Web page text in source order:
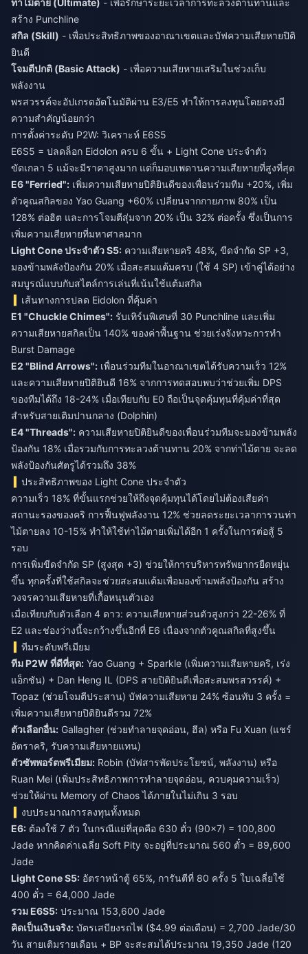
ท่าไม้ตาย (Ultimate) - เพื่อรักษาระยะเวลาการทะลวงต้านทานและ
สร้าง Punchline
สกิล (Skill) - เพื่อประสิทธิภาพของอาณาเขตและบัฟความเสียหายปิติ
ยินดี
โจมตีปกติ (Basic Attack) - เพื่อความเสียหายเสริมในช่วงเก็บ
พลังงาน
พรสวรรค์จะอัปเกรดอัตโนมัติผ่าน E3/E5 ทำให้การลงทุนโดยตรงมี
ความสำคัญน้อยกว่า
การตั้งค่าระดับ P2W: วิเคราะห์ E6S5
E6S5 = ปลดล็อก Eidolon ครบ 6 ขั้น + Light Cone ประจำตัว
ขัดเกลา 5 แม้จะมีราคาสูงมาก แต่ก็มอบเพดานความเสียหายที่สูงที่สุด
E6 "Ferried": เพิ่มความเสียหายปิติยินดีของเพื่อนร่วมทีม +20%, เพิ่ม
ตัวคูณสกิลของ Yao Guang +60% เปลี่ยนจากกายภาพ 80% เป็น
128% ต่อฮิต และการโจมตีสุ่มจาก 20% เป็น 32% ต่อครั้ง ซึ่งเป็นการ
เพิ่มความเสียหายที่มหาศาลมาก
Light Cone ประจำตัว S5: ความเสียหายคริ 48%, ขีดจำกัด SP +3,
มองข้ามพลังป้องกัน 20% เมื่อสะสมแต้มครบ (ใช้ 4 SP) เข้าคู่ได้อย่าง
สมบูรณ์แบบกับสไตล์การเล่นที่เน้นใช้แต้มสกิล
เส้นทางการปลด Eidolon ที่คุ้มค่า
E1 "Chuckle Chimes": รับเทิร์นพิเศษที่ 30 Punchline และเพิ่ม
ความเสียหายสกิลเป็น 140% ของค่าพื้นฐาน ช่วยเร่งจังหวะการทำ
Burst Damage
E2 "Blind Arrows": เพื่อนร่วมทีมในอาณาเขตได้รับความเร็ว 12%
และความเสียหายปิติยินดี 16% จากการทดสอบพบว่าช่วยเพิ่ม DPS
ของทีมได้ถึง 18-24% เมื่อเทียบกับ E0 ถือเป็นจุดคุ้มทุนที่คุ้มค่าที่สุด
สำหรับสายเติมปานกลาง (Dolphin)
E4 "Threads": ความเสียหายปิติยินดีของเพื่อนร่วมทีมจะมองข้ามพลัง
ป้องกัน 18% เมื่อรวมกับการทะลวงต้านทาน 20% จากท่าไม้ตาย จะลด
พลังป้องกันศัตรูได้รวมถึง 38%
ประสิทธิภาพของ Light Cone ประจำตัว
ความเร็ว 18% ที่ขั้นแรกช่วยให้ถึงจุดคุ้มทุนได้โดยไม่ต้องเสียค่า
สถานะรองของคริ การฟื้นฟูพลังงาน 12% ช่วยลดระยะเวลาการวนท่า
ไม้ตายลง 10-15% ทำให้ใช้ท่าไม้ตายเพิ่มได้อีก 1 ครั้งในการต่อสู้ 5
รอบ
การเพิ่มขีดจำกัด SP (สูงสุด +3) ช่วยให้การบริหารทรัพยากรยืดหยุ่น
ขึ้น ทุกครั้งที่ใช้สกิลจะช่วยสะสมแต้มเพื่อมองข้ามพลังป้องกัน สร้าง
วงจรความเสียหายที่เกื้อหนุนตัวเอง
เมื่อเทียบกับตัวเลือก 4 ดาว: ความเสียหายส่วนตัวสูงกว่า 22-26% ที่
E2 และช่องว่างนี้จะกว้างขึ้นอีกที่ E6 เนื่องจากตัวคูณสกิลที่สูงขึ้น
ทีมระดับพรีเมียม
ทีม P2W ที่ดีที่สุด: Yao Guang + Sparkle (เพิ่มความเสียหายคริ, เร่ง
แอ็กชัน) + Dan Heng IL (DPS สายปิติยินดีเพื่อสะสมพรสวรรค์) +
Topaz (ช่วยโจมตีประสาน) บัฟความเสียหาย 24% ซ้อนทับ 3 ครั้ง =
เพิ่มความเสียหายปิติยินดีรวม 72%
ตัวเลือกอื่น: Gallagher (ช่วยทำลายจุดอ่อน, ฮีล) หรือ Fu Xuan (แชร์
อัตราคริ, รับความเสียหายแทน)
ตัวซัพพอร์ตพรีเมียม: Robin (บัฟสารพัดประโยชน์, พลังงาน) หรือ
Ruan Mei (เพิ่มประสิทธิภาพการทำลายจุดอ่อน, ควบคุมความเร็ว)
ช่วยให้ผ่าน Memory of Chaos ได้ภายในไม่เกิน 3 รอบ
งบประมาณการลงทุนทั้งหมด
E6: ต้องใช้ 7 ตัว ในกรณีแย่ที่สุดคือ 630 ตั๋ว (90×7) = 100,800
Jade หากคิดค่าเฉลี่ย Soft Pity จะอยู่ที่ประมาณ 560 ตั๋ว = 89,600
Jade
Light Cone S5: อัตราหน้าตู้ 65%, การันตีที่ 80 ครั้ง 5 ใบเฉลี่ยใช้
400 ตั๋ว = 64,000 Jade
รวม E6S5: ประมาณ 153,600 Jade
คิดเป็นเงินจริง: บัตรเสบียงรถไฟ ($4.99 ต่อเดือน) = 2,700 Jade/30
วัน สายเติมรายเดือน + BP จะสะสมได้ประมาณ 19,350 Jade (120